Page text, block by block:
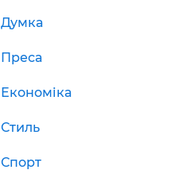
Думка
Преса
Економіка
Стиль
Спорт